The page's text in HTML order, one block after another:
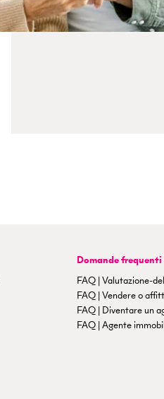
Domande frequenti
FAQ | Valutazione-
FAQ | Vendere o
FAQ | Diventare un
FAQ | Agente